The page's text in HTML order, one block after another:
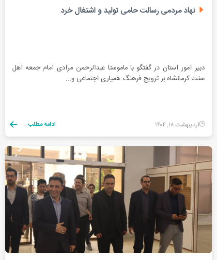
نهاد مردمی رسالت حامی تولید و اشتغال خرد
دبیر امور استان در گفتگو با ماموستا عبدالرحمن مرادی امام جمعه اهل
سنت کرمانشاه بر ترویج فرهنگ همیاری اجتماعی و...
اردیبهشت ۱۸, ۱۴۰۴ ادامه مطلب